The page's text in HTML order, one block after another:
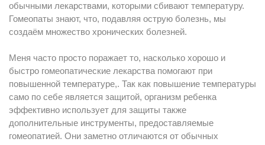
обычными лекарствами, которыми сбивают температуру.
Гомеопаты знают, что, подавляя острую болезнь, мы
создаём множество хронических болезней.
Меня часто просто поражает то, насколько хорошо и
быстро гомеопатические лекарства помогают при
повышенной температуре,. Так как повышение температуры
само по себе является защитой, организм ребенка
эффективно использует для защиты также
дополнительные инструменты, предоставляемые
гомеопатией. Они заметно отличаются от обычных